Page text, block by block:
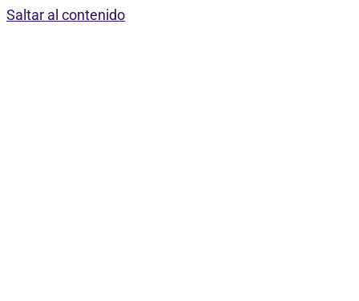
Saltar al contenido